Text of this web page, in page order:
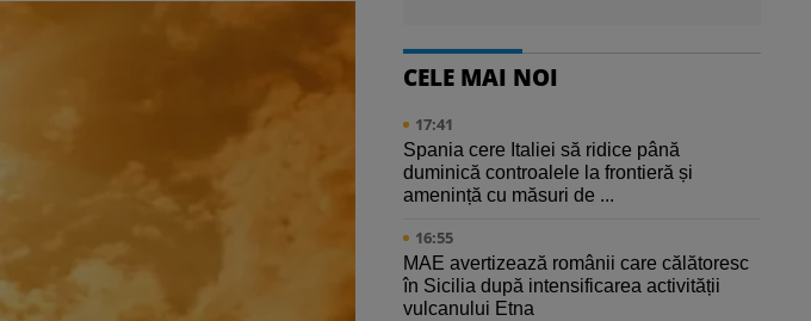
CELE MAI NOI
17:41
Spania cere Italiei să ridice până
duminică controalele la frontieră și
amenință cu măsuri de ...
16:55
MAE avertizează românii care călătoresc
în Sicilia după intensificarea activității
vulcanului Etna